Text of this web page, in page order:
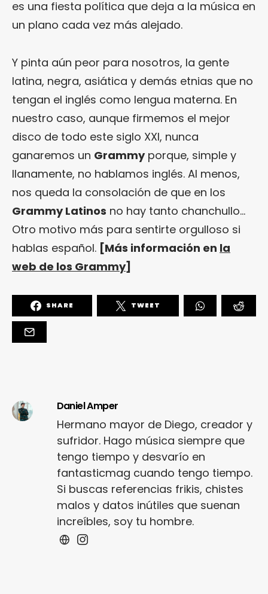
es una fiesta política que deja a la música en
un plano cada vez más alejado.
Y pinta aún peor para nosotros, la gente
latina, negra, asiática y demás etnias que no
tengan el inglés como lengua materna. En
nuestro caso, aunque firmemos el mejor
disco de todo este siglo XXI, nunca
ganaremos un Grammyporque, simple y
llanamente, no hablamos inglés. Al menos,
nos queda la consolación de que en los
Grammy Latinos no hay tanto chanchullo…
Otro motivo más para sentirte orgulloso si
hablas español. [Más información en la
web de los Grammy]
SHARE TWEET
Daniel Amper
Hermano mayor de Diego, creador y
sufridor. Hago música siempre que
tengo tiempo y desvarío en
fantasticmag cuando tengo tiempo.
Si buscas referencias frikis, chistes
malos y datos inútiles que suenan
increíbles, soy tu hombre.